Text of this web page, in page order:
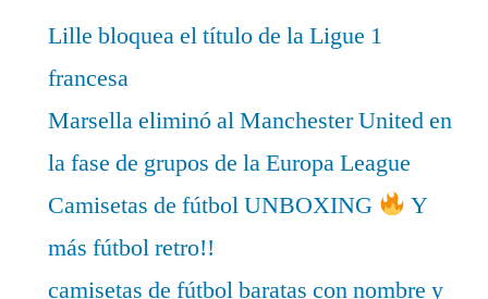
Lille bloquea el título de la Ligue 1
francesa
Marsella eliminó al Manchester United en
la fase de grupos de la Europa League
Camisetas de fútbol UNBOXING
Y
más fútbol retro!!
camisetas de fútbol baratas con nombre y